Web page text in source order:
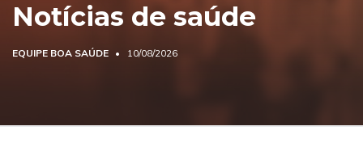
Notícias de saúde
EQUIPE BOA SAÚDE 10/08/2026